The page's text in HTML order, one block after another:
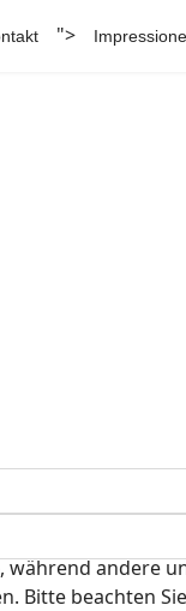
">
andere
Bitte beachten